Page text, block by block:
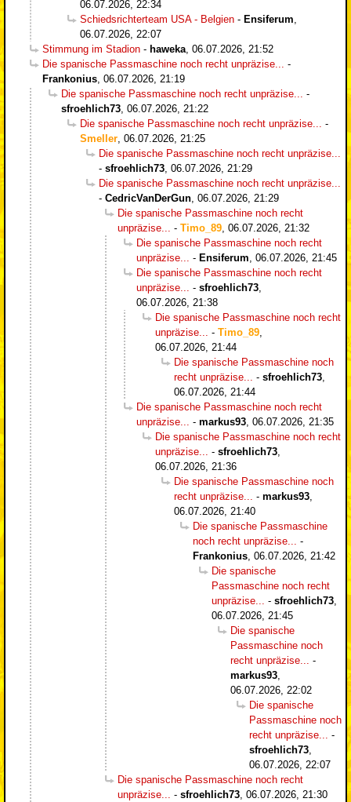
06.07.2026, 22:34
Schiedsrichterteam USA - Belgien - Ensiferum
06.07.2026, 22:07
Stimmung im Stadion - haweka 06.07.2026, 21:52
Die spanische Passmaschine noch recht unpräzise...
-
Frankonius 06.07.2026, 21:19
Die spanische Passmaschine noch recht unpräzise...
-
sfroehlich73 06.07.2026, 21:22
Die spanische Passmaschine noch recht unpräzise...
-
Smeller 06.07.2026, 21:25
Die spanische Passmaschine noch recht unpräzise...
- sfroehlich73 06.07.2026, 21:29
Die spanische Passmaschine noch recht unpräzise...
- CedricVanDerGun 06.07.2026, 21:29
Die spanische Passmaschine noch recht
unpräzise...
- Timo_89 06.07.2026, 21:32
Die spanische Passmaschine noch recht
unpräzise...
- Ensiferum 06.07.2026, 21:45
Die spanische Passmaschine noch recht
unpräzise...
- sfroehlich73
06.07.2026, 21:38
Die spanische Passmaschine noch recht
unpräzise...
- Timo_89
06.07.2026, 21:44
Die spanische Passmaschine noch
recht unpräzise...
- sfroehlich73
06.07.2026, 21:44
Die spanische Passmaschine noch recht
unpräzise...
- markus93 06.07.2026, 21:35
Die spanische Passmaschine noch recht
unpräzise...
- sfroehlich73
06.07.2026, 21:36
Die spanische Passmaschine noch
recht unpräzise...
- markus93
06.07.2026, 21:40
Die spanische Passmaschine
noch recht unpräzise...
-
Frankonius 06.07.2026, 21:42
Die spanische
Passmaschine noch recht
unpräzise...
- sfroehlich73
06.07.2026, 21:45
Die spanische
Passmaschine noch
recht unpräzise...
-
markus93
06.07.2026, 22:02
Die spanische
Passmaschine noch
recht unpräzise...
-
sfroehlich73
06.07.2026, 22:07
Die spanische Passmaschine noch recht
unpräzise...
- sfroehlich73 06.07.2026, 21:30